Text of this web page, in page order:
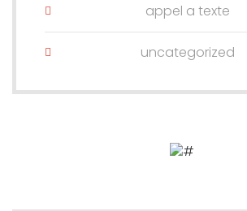
appel a texte
uncategorized